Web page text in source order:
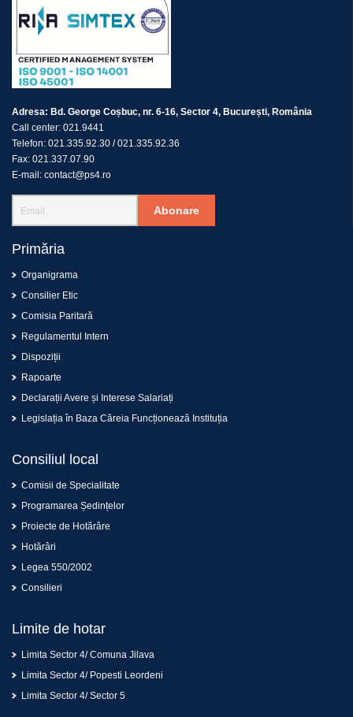
Adresa: Bd. George Coșbuc, nr. 6-16, Sector 4, București, România
Call center: 021.9441
Telefon: 021.335.92.30 /021.335.92.36
Fax: 021.337.07.90
E-mail: contact@ps4.ro
Abonare
Primăria
Organigrama
Consilier Etic
Comisia Paritară
Regulamentul Intern
Dispoziții
Rapoarte
Declarații Avere și Interese Salariați
Legislația în Baza Căreia Funcționează Instituția
Consiliul local
Comisii de Specialitate
Programarea Ședințelor
Proiecte de Hotărâre
Hotărâri
Legea 550/2002
Consilieri
Limite de hotar
Limita Sector 4/ Comuna Jilava
Limita Sector 4/ Popesti Leordeni
Limita Sector 4/ Sector 5